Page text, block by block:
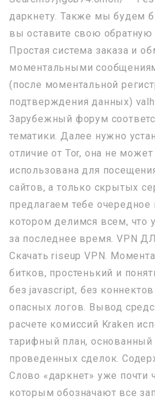
даркнету. Также мы будем
вы оставите свою обратную
Простая система заказа и
моментальными
(после моментальной
подтверждения данных)
Зарубежный форум
тематики. Далее нужно
отличие от Tor, она не
использована для
сайтов, а только скрытых
предлагаем тебе очередное
котором делимся всем, что
за последнее время. VPN
Скачать riseup VPN.
битков, простенький и
без javascript, без
опасных логов. Вывод
расчете комиссий Kraken
тарифный план,
проведенных сделок.
Слово «даркнет» уже почти
которым обозначают все